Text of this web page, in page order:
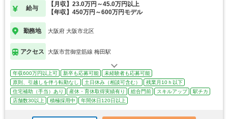
給与
【月収】23.0万円～45.0万円以上
【年収】450万円～600万円モデル
勤務地 大阪府 大阪市北区
アクセス 大阪市営御堂筋線 梅田駅
年収600万円以上可 新卒も応募可能
未経験者も応募可能
原則、引越しを伴う転勤なし
土日休み（相談可含む）
残業月10ｈ以下
住宅補助（手当）あり
産休・育休取得実績有り 総合門前 スキルアップ
駅チカ
店舗数30以上
積極採用中 年間休日120日以上